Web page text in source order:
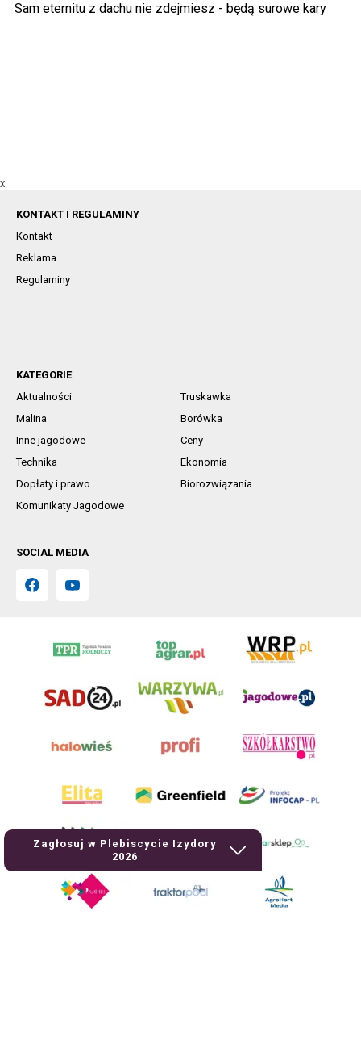
Sam eternitu z dachu nie zdejmiesz - będą surowe kary
X
Zagłosuj w Plebiscycie Izydory
2026
KONTAKT I REGULAMINY
Kontakt
Reklama
Regulaminy
KATEGORIE
Aktualności
Truskawka
Malina
Borówka
Inne jagodowe
Ceny
Technika
Ekonomia
Dopłaty i prawo
Biorozwiązania
Komunikaty Jagodowe
SOCIAL MEDIA